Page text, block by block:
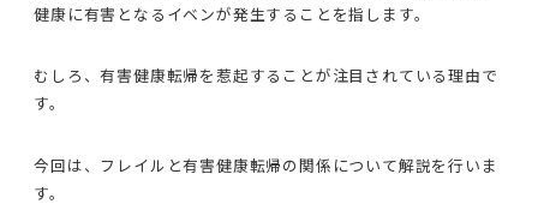
健康に有害となるイベンが発生することを指します。
むしろ、有害健康転帰を惹起することが注目されている理由で
す。
今回は、フレイルと有害健康転帰の関係について解説を行いま
す。